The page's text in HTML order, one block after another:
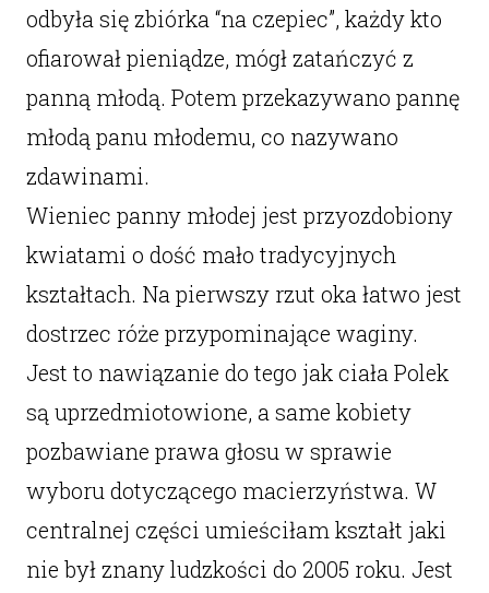
odbyła się zbiórka “na czepiec”, każdy kto
ofiarował pieniądze, mógł zatańczyć z
panną młodą. Potem przekazywano pannę
młodą panu młodemu, co nazywano
zdawinami.
Wieniec panny młodej jest przyozdobiony
kwiatami o dość mało tradycyjnych
kształtach. Na pierwszy rzut oka łatwo jest
dostrzec róże przypominające waginy.
Jest to nawiązanie do tego jak ciała Polek
są uprzedmiotowione, a same kobiety
pozbawiane prawa głosu w sprawie
wyboru dotyczącego macierzyństwa. W
centralnej części umieściłam kształt jaki
nie był znany ludzkości do 2005 roku. Jest